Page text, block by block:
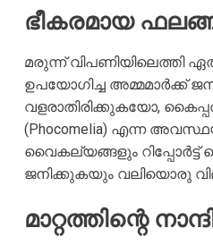
ഭീകരമായ
മരുന്ന് വിപണിയിലെത്തി
ഉപയോഗിച്ച
വളരാതിരിക്കുകയോ,
(Phocomelia) എന്ന
വൈകല്യങ്ങളും
ജനിക്കുകയും വലിയൊരു
മാറ്റത്തിന്റെ നാന്ദി